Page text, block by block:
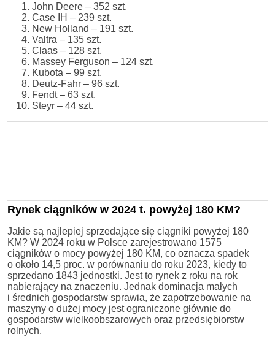
John Deere – 352 szt.
Case IH – 239 szt.
New Holland – 191 szt.
Valtra – 135 szt.
Claas – 128 szt.
Massey Ferguson – 124 szt.
Kubota – 99 szt.
Deutz-Fahr – 96 szt.
Fendt – 63 szt.
Steyr – 44 szt.
Rynek ciągników w 2024 t. powyżej 180 KM?
Jakie są najlepiej sprzedające się ciągniki powyżej 180
KM? W 2024 roku w Polsce zarejestrowano 1575
ciągników o mocy powyżej 180 KM, co oznacza spadek
o około 14,5 proc. w porównaniu do roku 2023, kiedy to
sprzedano 1843 jednostki. Jest to rynek z roku na rok
nabierający na znaczeniu. Jednak dominacja małych
i średnich gospodarstw sprawia, że zapotrzebowanie na
maszyny o dużej mocy jest ograniczone głównie do
gospodarstw wielkoobszarowych oraz przedsiębiorstw
rolnych.